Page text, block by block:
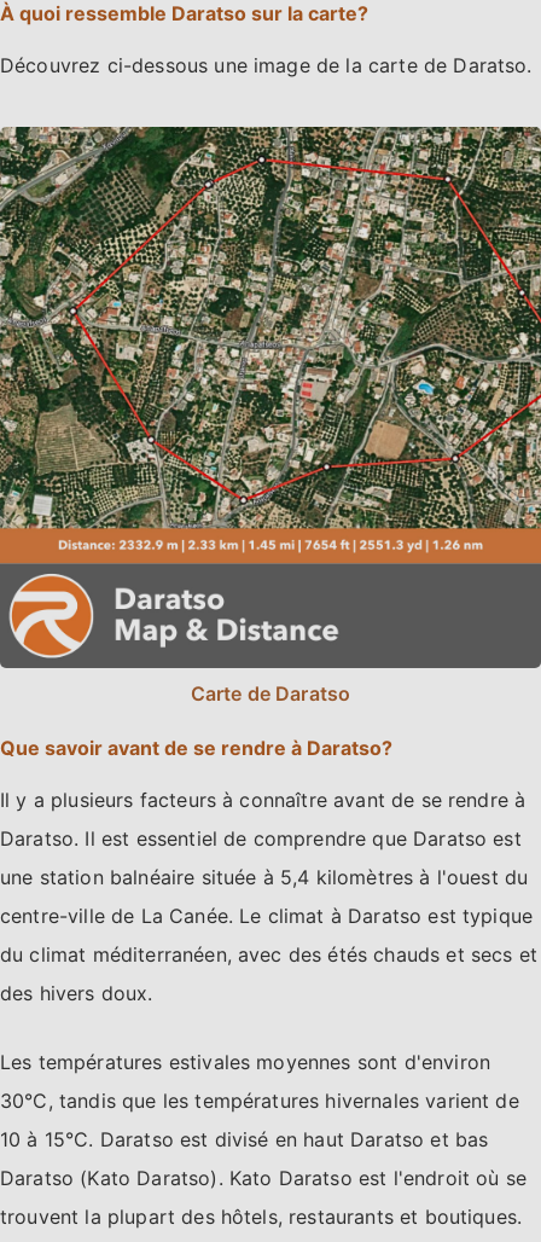
À quoi ressemble Daratso sur la carte?
Découvrez ci-dessous une image de la carte de Daratso.
Carte de Daratso
Que savoir avant de se rendre à Daratso?
Il y a plusieurs facteurs à connaître avant de se rendre à
Daratso. Il est essentiel de comprendre que Daratso est
une station balnéaire située à 5,4 kilomètres à l'ouest du
centre-ville de La Canée. Le climat à Daratso est typique
du climat méditerranéen, avec des étés chauds et secs et
des hivers doux.
Les températures estivales moyennes sont d'environ
30°C, tandis que les températures hivernales varient de
10 à 15°C. Daratso est divisé en haut Daratso et bas
Daratso (Kato Daratso). Kato Daratso est l'endroit où se
trouvent la plupart des hôtels, restaurants et boutiques.